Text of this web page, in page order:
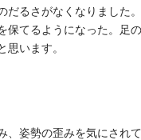
だるさがなくなりました。
保てるようになった。足
思います。
、姿勢の歪みを気にされ